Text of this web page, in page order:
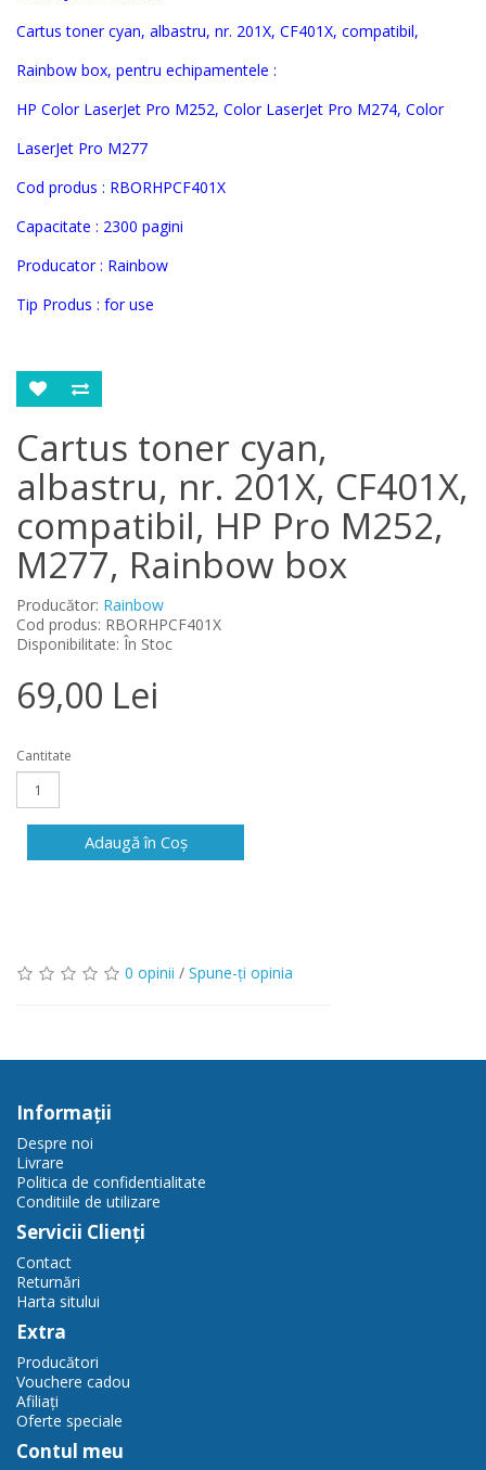
Cartus toner cyan, albastru, nr. 201X, CF401X, compatibil,
Rainbow box, pentru echipamentele :
HP Color LaserJet Pro M252, Color LaserJet Pro M274, Color
LaserJet Pro M277
Cod produs : RBORHPCF401X
Capacitate : 2300 pagini
Producator : Rainbow
Tip Produs : for use
Cartus toner cyan,
albastru, nr. 201X, CF401X,
compatibil, HP Pro M252,
M277, Rainbow box
Producător: Rainbow
Cod produs: RBORHPCF401X
Disponibilitate: În Stoc
69,00 Lei
Cantitate
Adaugă în Coş
0 opinii / Spune-ţi opinia
Informaţii
Despre noi
Livrare
Politica de confidentialitate
Conditiile de utilizare
Servicii Clienţi
Contact
Returnări
Harta sitului
Extra
Producători
Vouchere cadou
Afiliaţi
Oferte speciale
Contul meu